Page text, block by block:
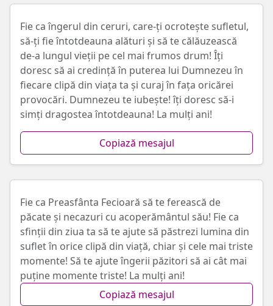
Fie ca îngerul din ceruri, care-ți ocrotește sufletul,
să-ți fie întotdeauna alături și să te călăuzească
de-a lungul vieții pe cel mai frumos drum! Îți
doresc să ai credință în puterea lui Dumnezeu în
fiecare clipă din viața ta și curaj în fața oricărei
provocări. Dumnezeu te iubește! îți doresc să-i
simți dragostea întotdeauna! La mulți ani!
Copiază mesajul
Fie ca Preasfânta Fecioară să te ferească de
păcate și necazuri cu acoperământul său! Fie ca
sfinții din ziua ta să te ajute să păstrezi lumina din
suflet în orice clipă din viață, chiar și cele mai triste
momente! Să te ajute îngerii păzitori să ai cât mai
puține momente triste! La mulți ani!
Copiază mesajul